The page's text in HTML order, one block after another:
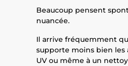
Beaucoup pensent
nuancée.
Il arrive fréquemment
supporte moins bien les
UV ou même à un